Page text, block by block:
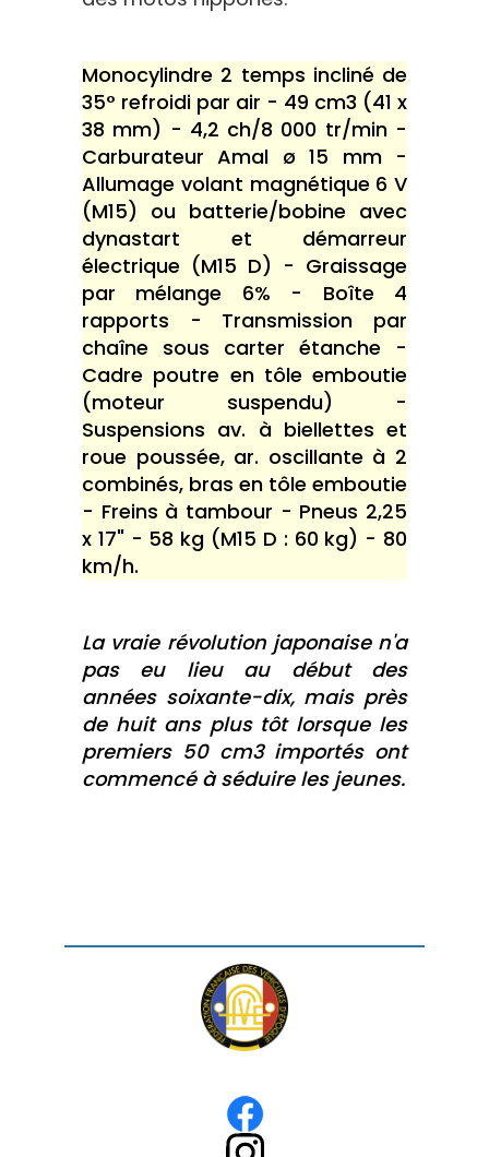
Monocylindre 2 temps incliné de
35° refroidi par air - 49 cm3 (41 x
38 mm) - 4,2 ch/8 000 tr/min -
Carburateur Amal ø 15 mm -
Allumage volant magnétique 6 V
(M15) ou batterie/bobine avec
dynastart et démarreur
électrique (M15 D) - Graissage
par mélange 6% - Boîte 4
rapports - Transmission par
chaîne sous carter étanche -
Cadre poutre en tôle emboutie
(moteur suspendu) -
Suspensions av. à biellettes et
roue poussée, ar. oscillante à 2
combinés, bras en tôle emboutie
- Freins à tambour - Pneus 2,25
x 17" - 58 kg (M15 D : 60 kg) - 80
km/h.
La vraie révolution japonaise n'a
pas eu lieu au début des
années soixante-dix, mais près
de huit ans plus tôt lorsque les
premiers 50 cm3 importés ont
commencé à séduire les jeunes.